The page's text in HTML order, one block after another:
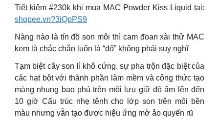
Tiết kiệm #230k khi mua MAC Powder Kiss Liquid tại:
shopee.vn?3iQpPS9
Nàng nào là tín đồ son môi thì cam đoan xài thử MAC
kem là chắc chắn luôn là “đổ” không phải suy nghĩ
Tạm biệt cây son lì khô cứng, sự pha trộn đặc biệt của
các hạt bột với thành phần làm mềm và công thức tạo
màng nhung bao phủ trên môi lưu giữ độ ẩm lên đến
10 giờ Cấu trúc nhẹ tênh cho lớp son trên môi bền
màu nhưng vẫn tạo được hiệu ứng mờ ảo quyến rũ